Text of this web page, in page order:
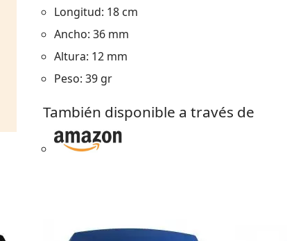
Longitud: 18 cm
Ancho: 36 mm
Altura: 12 mm
Peso: 39 gr
También disponible a través de